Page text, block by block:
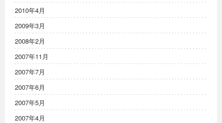
2010年4月
2009年3月
2008年2月
2007年11月
2007年7月
2007年6月
2007年5月
2007年4月